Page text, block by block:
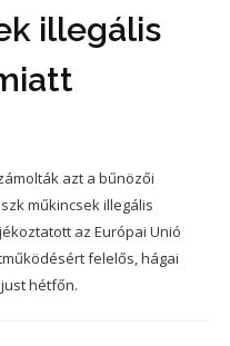
illegális
azt a bűnözői
műkincsek illegális
az Európai Unió
felelős, hágai
hétfőn.